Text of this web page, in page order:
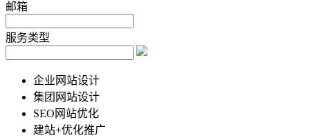
邮箱
服务类型
企业网站设计
集团网站设计
SEO网站优化
建站+优化推广